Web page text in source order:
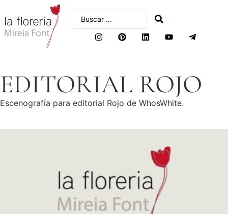
EDITORIAL ROJO
Escenografía para editorial Rojo de WhosWhite.